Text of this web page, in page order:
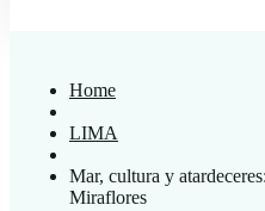
Home
LIMA
Mar, cultura y
Miraflores